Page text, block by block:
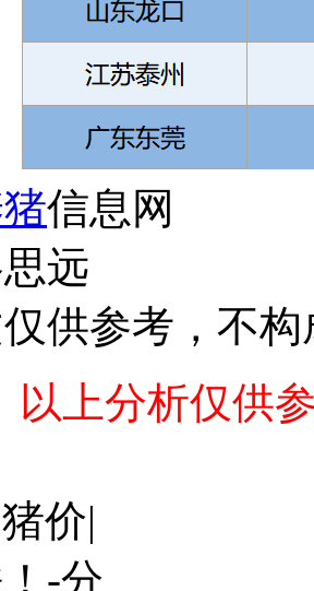
信息网
远
供参考，不
以上分析仅供